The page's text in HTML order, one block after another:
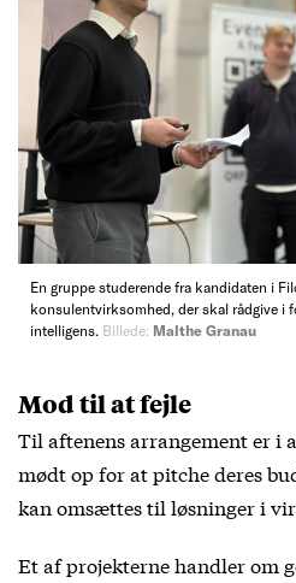
En gruppe studerende fra kandidaten i
konsulentvirksomhed, der skal rådgive i
intelligens. Billede: Malthe Granau
Mod til at fejle
Til aftenens arrangement er i
mødt op for at pitche deres
kan omsættes til løsninger i
Et af projekterne handler om